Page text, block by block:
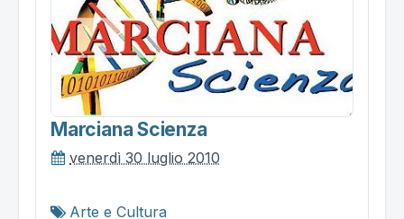
Marciana Scienza
venerdì 30 luglio 2010
Arte e Cultura